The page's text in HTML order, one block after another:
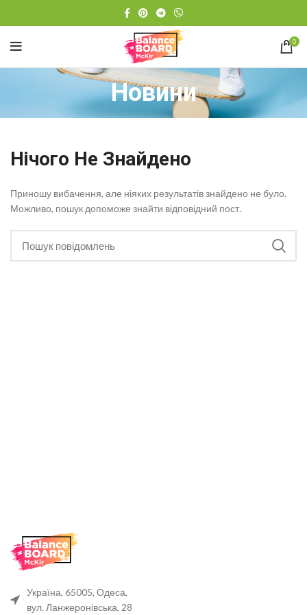
0
Новини
Нічого Не Знайдено
Приношу вибачення, але ніяких результатів знайдено не було.
Можливо, пошук допоможе знайти відповідний пост.
Україна, 65005, Одеса,
вул. Ланжеронівська, 28